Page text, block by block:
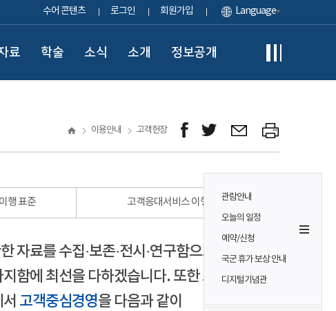
수어 콘텐츠 로그인 회원가입 Language
료 학술 소식 소개 정보공개
관람안내
오늘의 일정
예약/신청
국군 휴가 보상 안내
디지털기념관
이용안내 고객헌장
행 표준 고객응대서비스 이행 표준
자료를 수집·보존·전시·연구함으로써
함에 최선을 다하겠습니다. 또한 모든
고객중심경영을 다음과 같이